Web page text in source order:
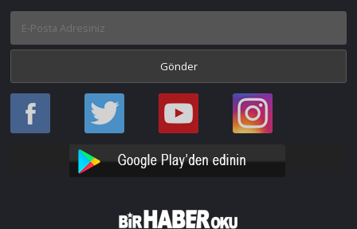
Haber
Oku
Haber
Oku
Bir
Haber
YouTube
Bir
Haber
Instagram